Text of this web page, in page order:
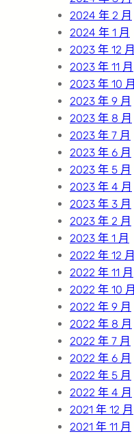
2024 年 2 月
2024 年 1 月
2023 年 12 月
2023 年 11 月
2023 年 10 月
2023 年 9 月
2023 年 8 月
2023 年 7 月
2023 年 6 月
2023 年 5 月
2023 年 4 月
2023 年 3 月
2023 年 2 月
2023 年 1 月
2022 年 12 月
2022 年 11 月
2022 年 10 月
2022 年 9 月
2022 年 8 月
2022 年 7 月
2022 年 6 月
2022 年 5 月
2022 年 4 月
2021 年 12 月
2021 年 11 月